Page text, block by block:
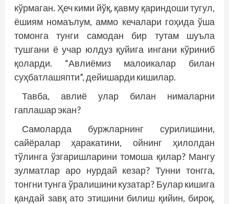
кўрмаган. Ҳеч кими йўқ, қавму қариндоши тугул,
ёшиям номаълум, аммо кечалари гоҳида ўша
томонга тунги самодан бир тутам шуъла
тушгани ё учар юлдуз қуйига ингани кўриниб
қоларди. “Авлиёмиз малоикалар билан
суҳбатлашяпти”, де­йишарди кишилар.
Тавба, авлиё улар билан нималарни
гаплашар экан?
Самоларда буржларнинг сурилишини,
сайёралар ҳаракатини, ойнинг ҳилолдан
тўлинга ўзгаришларини томоша қилар? Мангу
зулматлар аро нурдай кезар? Тунни тонгга,
тонгни тунга ўралишини кузатар? Булар кишига
қандай завқ ато этишини билиш қийин, бироқ,